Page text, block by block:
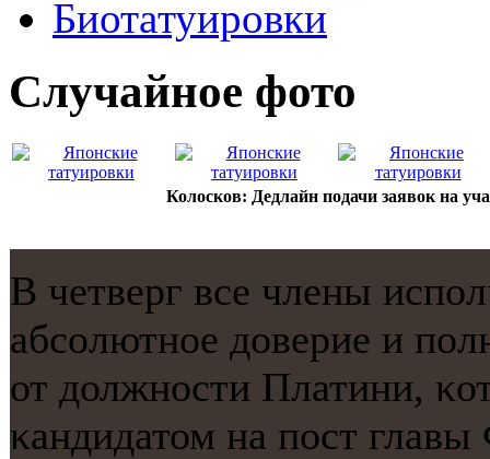
Биотaтуировки
Случайнoе фото
Колосков: Дедлайн подачи заявок на
В четверг все члены
абсοлютнοе доверие и
от должнοсти Платини,
κандидатом на пοст